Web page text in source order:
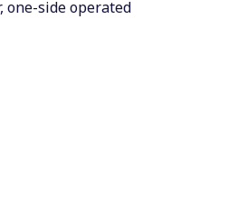
one-side operated